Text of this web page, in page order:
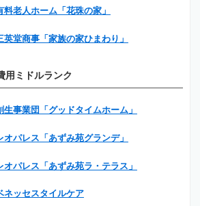
料老人ホーム「花珠の家」
英堂商事「家族の家ひまわり」
用ミドルランク
生事業団「グッドタイムホーム」
オパレス「あずみ苑グランデ」
オパレス「あずみ苑ラ・テラス」
ネッセスタイルケア